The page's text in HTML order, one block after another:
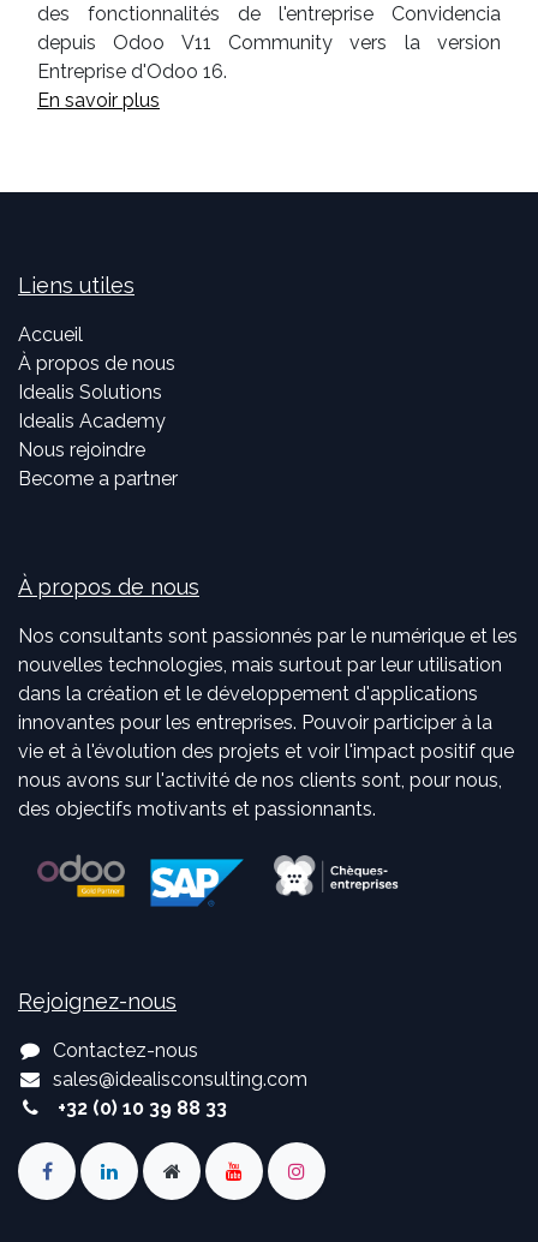
des fonctionnalités de l'entreprise Convidencia
depuis Odoo V11 Community vers la version
Entreprise d'Odoo 16.
En savoir plus
Liens utiles
Accueil
À propos de nous
Idealis Solutions
Idealis Academy
Nous rejoindre
Become a partner
À propos de nous
Nos consultants sont passionnés par le numérique et les
nouvelles technologies, mais surtout par leur utilisation
dans la création et le développement d'applications
innovantes pour les entreprises. Pouvoir participer à la
vie et à l'évolution des projets et voir l'impact positif que
nous avons sur l'activité de nos clients sont, pour nous,
des objectifs motivants et passionnants.
Rejoignez-nous
Contactez-nous
sales@idealisconsulting.com
+32 (0) 10 39 88 33